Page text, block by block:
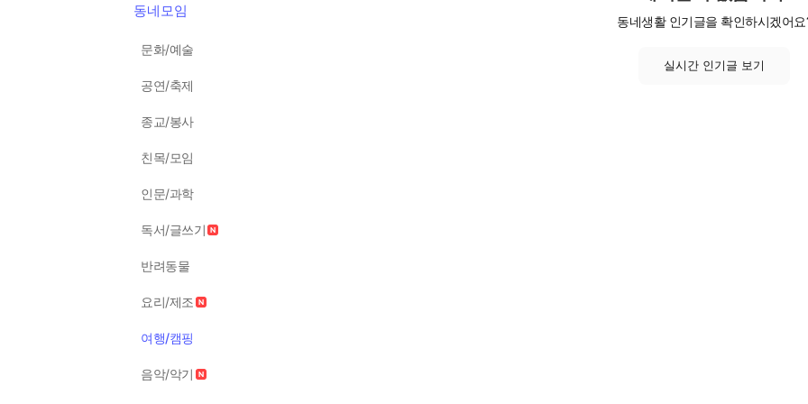
동네모임
문화/예술
공연/축제
종교/봉사
친목/모임
인문/과학
독서/글쓰기
반려동물
요리/제조
여행/캠핑
음악/악기
동네생활 인기글을 확인하시겠어요
실시간 인기글 보기